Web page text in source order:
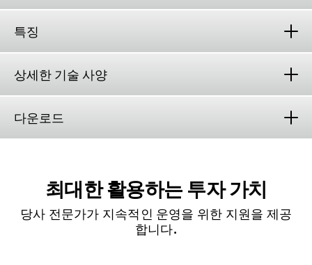
특징
상세한 기술 사양
다운로드
최대한 활용하는 투자 가치
당사 전문가가 지속적인 운영을 위한 지원을 제공
합니다.